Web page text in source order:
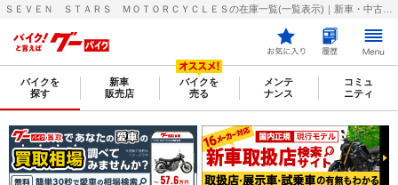
バイクを
探す
新車
販売店
バイクを
売る
メンテ
ナンス
コミュ
ニティ